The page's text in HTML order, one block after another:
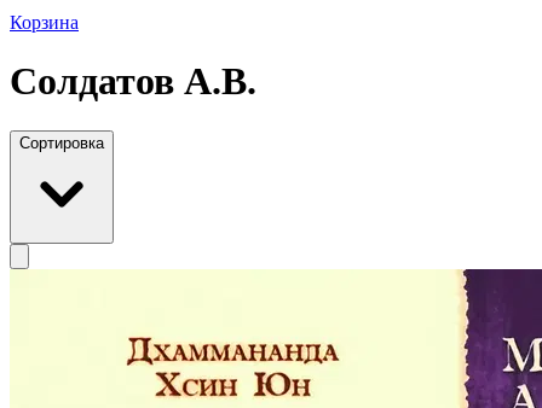
Корзина
Солдатов А.В.
Сортировка